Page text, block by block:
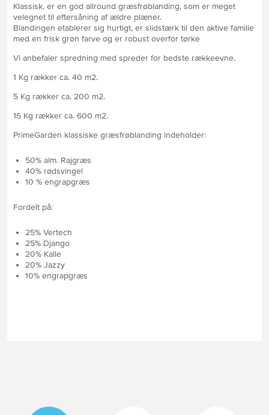
Klassisk, er en god allround græsfrøblanding, som er meget
velegnet til eftersåning af ældre plæner.
Blandingen etablerer sig hurtigt, er slidstærk til den aktive familie
med en frisk grøn farve og er robust overfor tørke
Vi anbefaler spredning med spreder for bedste rækkeevne.
1 Kg rækker ca. 40 m2.
5 Kg rækker ca. 200 m2.
15 Kg rækker ca. 600 m2.
PrimeGarden klassiske græsfrøblanding indeholder:
50% alm. Rajgræs
40% rødsvingel
10 % engrapgræs
Fordelt på:
25% Vertech
25% Django
20% Kalle
20% Jazzy
10% engrapgræs